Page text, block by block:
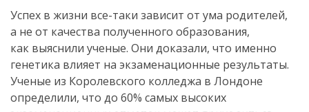
Успех в жизни все-таки зависит от ума родителей,
а не от качества полученного образования,
как выяснили ученые. Они доказали, что именно
генетика влияет на экзаменационные результаты.
Ученые из Королевского колледжа в Лондоне
определили, что до 60% самых высоких